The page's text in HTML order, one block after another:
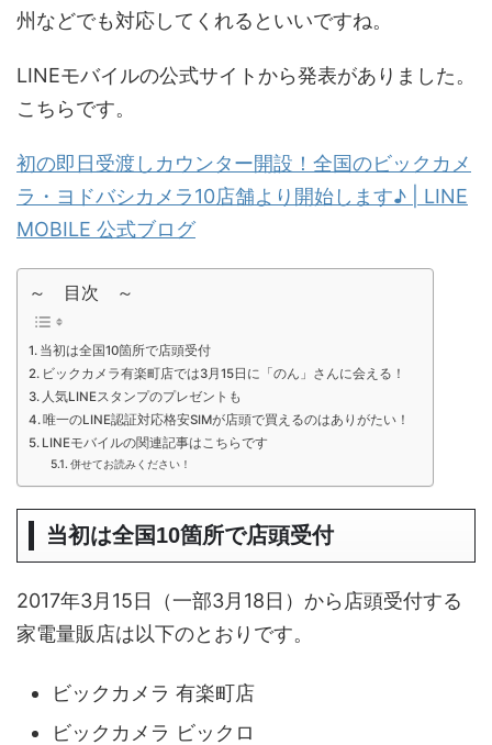
州などでも対応してくれるといいですね。
LINEモバイルの公式サイトから発表がありました。
こちらです。
初の即日受渡しカウンター開設！全国のビックカメ
ラ・ヨドバシカメラ10店舗より開始します♪ | LINE
MOBILE 公式ブログ
～ 目次 ～
当初は全国10箇所で店頭受付
ビックカメラ有楽町店では3月15日に「のん」さんに会える！
人気LINEスタンプのプレゼントも
唯一のLINE認証対応格安SIMが店頭で買えるのはありがたい！
LINEモバイルの関連記事はこちらです
併せてお読みください！
当初は全国10箇所で店頭受付
2017年3月15日（一部3月18日）から店頭受付する
家電量販店は以下のとおりです。
ビックカメラ 有楽町店
ビックカメラ ビックロ